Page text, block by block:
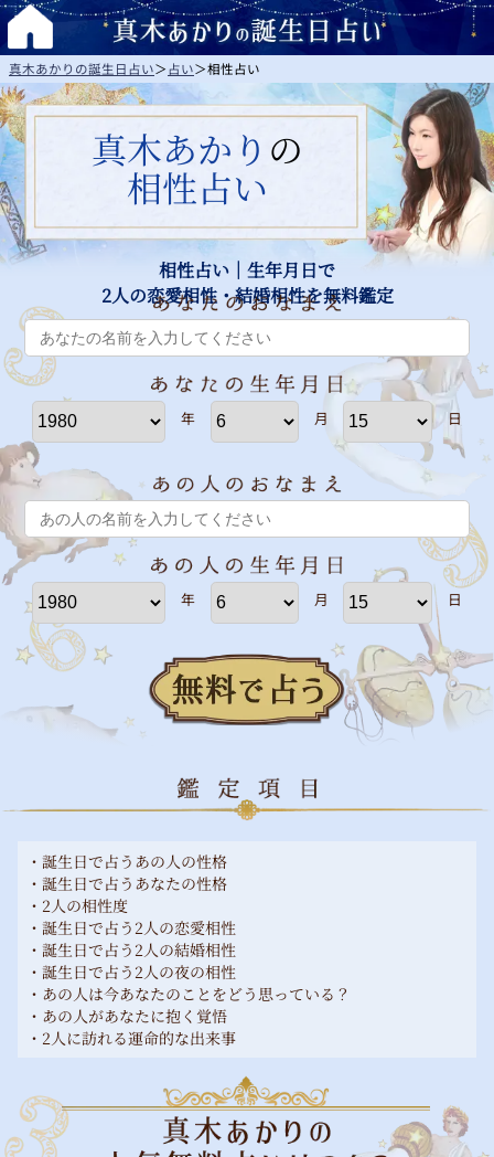
真木あかりの誕生日占い＞占い＞相性占い
真木あかり の
相性占い
相性占い｜生年月日で
2人の恋愛相性・結婚相性を無料鑑定
年 月 日
年 月 日
・誕生日で占うあの人の性格
・誕生日で占うあなたの性格
・2人の相性度
・誕生日で占う2人の恋愛相性
・誕生日で占う2人の結婚相性
・誕生日で占う2人の夜の相性
・あの人は今あなたのことをどう思っている？
・あの人があなたに抱く覚悟
・2人に訪れる運命的な出来事